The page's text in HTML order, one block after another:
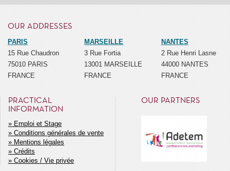
OUR ADDRESSES
PARIS
15 Rue Chaudron
75010 PARIS
FRANCE
MARSEILLE
3 Rue Fortia
13001 MARSEILLE
FRANCE
NANTES
2 Rue Henri Lasne
44000 NANTES
FRANCE
PRACTICAL
INFORMATION
MENU
SECONDAIRE
Emploi et Stage
Conditions générales de vente
Mentions légales
Crédits
Cookies / Vie privée
OUR PARTNERS